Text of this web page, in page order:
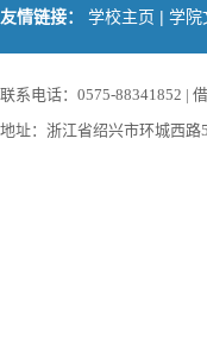
友情链接： 学校主页 | 学院
联系电话：0575-88341852 |
地址：浙江省绍兴市环城西路